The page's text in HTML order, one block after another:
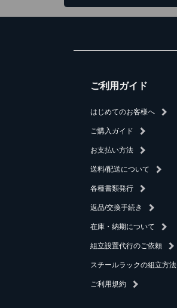
ご利用ガイド
はじめてのお客様へ
ご購入ガイド
お支払い方法
送料/配送について
各種書類発行
返品/交換手続き
在庫・納期について
組立設置代行のご依頼
スチールラックの組立方法
ご利用規約